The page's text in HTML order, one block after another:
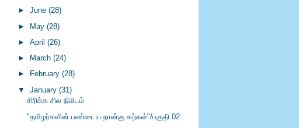
► June (28)
► May (28)
► April (26)
►
March (24)
►
February (28)
▼ January (31)
சிரிக்க சில நிமிடம்
"தமிழர்களின் பண்டைய நான்கு கற்கள்"/பகுதி 02